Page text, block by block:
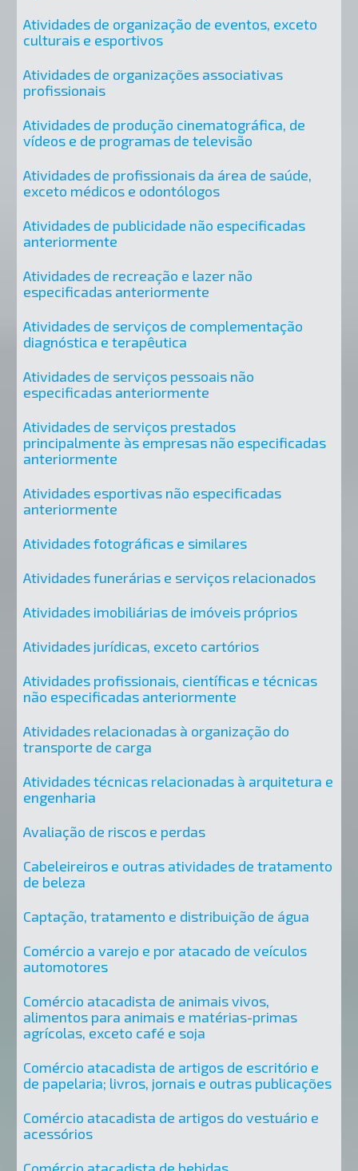
Atividades de organização de eventos, exceto
culturais e esportivos
Atividades de organizações associativas
profissionais
Atividades de produção cinematográfica, de
vídeos e de programas de televisão
Atividades de profissionais da área de saúde,
exceto médicos e odontólogos
Atividades de publicidade não especificadas
anteriormente
Atividades de recreação e lazer não
especificadas anteriormente
Atividades de serviços de complementação
diagnóstica e terapêutica
Atividades de serviços pessoais não
especificadas anteriormente
Atividades de serviços prestados
principalmente às empresas não especificadas
anteriormente
Atividades esportivas não especificadas
anteriormente
Atividades fotográficas e similares
Atividades funerárias e serviços relacionados
Atividades imobiliárias de imóveis próprios
Atividades jurídicas, exceto cartórios
Atividades profissionais, científicas e técnicas
não especificadas anteriormente
Atividades relacionadas à organização do
transporte de carga
Atividades técnicas relacionadas à arquitetura e
engenharia
Avaliação de riscos e perdas
Cabeleireiros e outras atividades de tratamento
de beleza
Captação, tratamento e distribuição de água
Comércio a varejo e por atacado de veículos
automotores
Comércio atacadista de animais vivos,
alimentos para animais e matérias-primas
agrícolas, exceto café e soja
Comércio atacadista de artigos de escritório e
de papelaria; livros, jornais e outras publicações
Comércio atacadista de artigos do vestuário e
acessórios